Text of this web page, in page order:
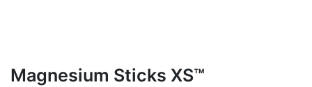
Magnesium Sticks XS™